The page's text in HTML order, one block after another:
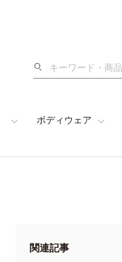
検
ボディウェア
関連記事